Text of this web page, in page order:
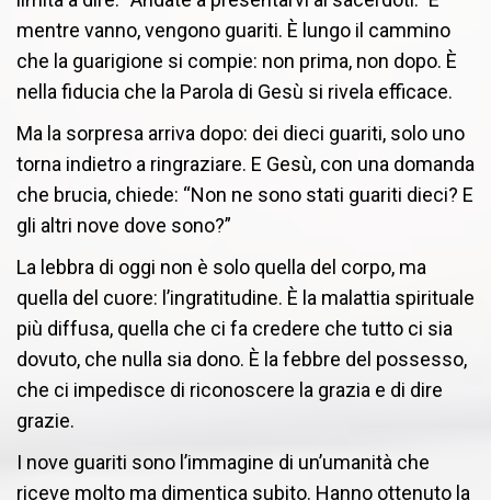
mentre vanno, vengono guariti. È lungo il cammino
che la guarigione si compie: non prima, non dopo. È
nella fiducia che la Parola di Gesù si rivela efficace.
Ma la sorpresa arriva dopo: dei dieci guariti, solo uno
torna indietro a ringraziare. E Gesù, con una domanda
che brucia, chiede: “Non ne sono stati guariti dieci? E
gli altri nove dove sono?”
La lebbra di oggi non è solo quella del corpo, ma
quella del cuore: l’ingratitudine. È la malattia spirituale
più diffusa, quella che ci fa credere che tutto ci sia
dovuto, che nulla sia dono. È la febbre del possesso,
che ci impedisce di riconoscere la grazia e di dire
grazie.
I nove guariti sono l’immagine di un’umanità che
riceve molto ma dimentica subito. Hanno ottenuto la